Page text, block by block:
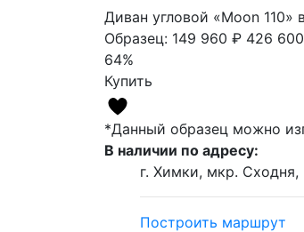
Диван угловой «Moon 110»
Образец: 149 960 ₽ 426
64%
Купить
*Данный образец можно
В наличии по адресу:
г. Химки, мкр.
Построить маршрут